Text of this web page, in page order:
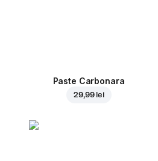
Paste Carbonara
29,99 lei